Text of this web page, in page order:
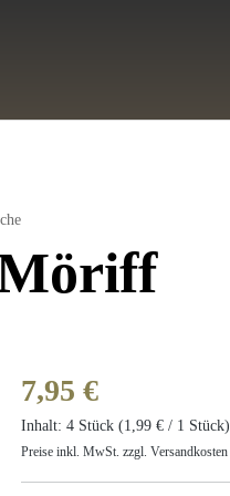
Regulärer Preis:
7,95 €
Inhalt:4 Stück(1,99 € / 1 Stück)
Preise inkl. MwSt. zzgl. Versandkosten